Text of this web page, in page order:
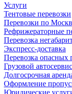
Услуги
Тентовые перевозки
Перевозки по
Рефрижераторные
Перевозка
Экспресс-доставка
Перевозка опасных
Грузовой
Долгосрочная
Оформление
Юридические